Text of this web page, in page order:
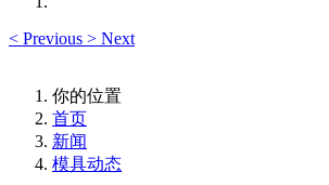
< Previous > Next
你的位置
首页
新闻
模具动态